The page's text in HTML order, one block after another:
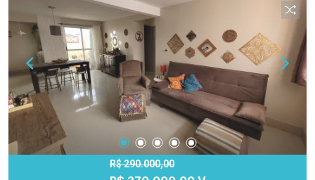
R$ 290.000,00